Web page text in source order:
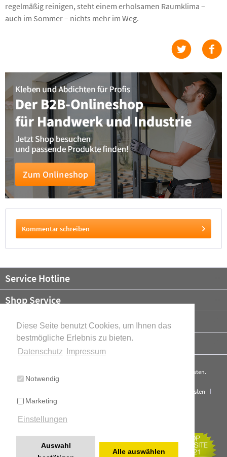
Diese Seite benutzt Cookies, um Ihnen das
bestmögliche Erlebnis zu bieten.
Datenschutz
Impressum
Notwendig
Marketing
Einstellungen
Auswahl
Alle auswählen
regelmäßig reinigen, steht einem erholsamen Raumklima –
auch im Sommer – nichts mehr im Weg.
Kommentar schreiben
Service Hotline
Shop Service
Informationen
Newsletter
Versandkosten.
Versand und Kosten
Realisiert mit Shopware